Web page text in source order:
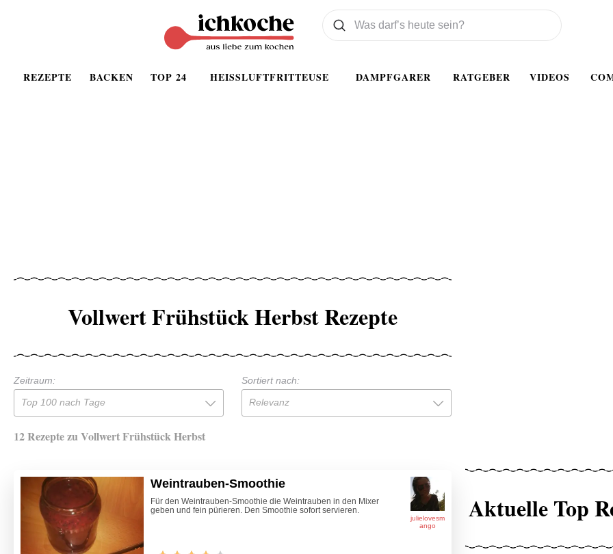
REZEPTE BACKEN TOP 24 HEISSLUFTFRITTEUSE DAMPFGARER RATGEBER VIDEOS
Was wollen Sie suchen
Suchen
Vollwert Frühstück Herbst Rezepte
Zeitraum:
Top 100 nach Tage
Sortiert nach:
Relevanz
12 Rezepte zu Vollwert Frühstück Herbst
julielovesm
ango
Weintrauben-Smoothie
Für den Weintrauben-Smoothie die Weintrauben in den Mixer
geben und fein pürieren. Den Smoothie sofort servieren.
Aktuelle Top